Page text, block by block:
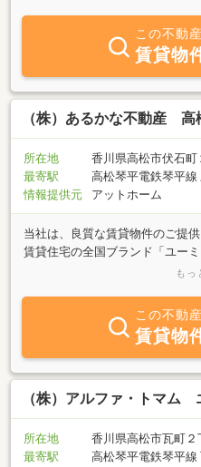
この不動
賃貸物
（株）あるかな不動産 高
所在地
香川県高松市伏石町
最寄駅
高松琴平電鉄琴平線
情報提供元
アットホーム
当社は、良質な賃貸物件のご提
賃貸住宅の全国ブランド「ユー
行っております。これからお部
５日）を行い、心豊かになる生
す。営業エリアとしては、高松
特にレインボー・サンフラワー
町・多肥町』には、当社管理物
アで物件をお探しの方は是非一
同、ご来店を心よりお待ちして
もっ
この不動
賃貸物
（株）アルファ・トマム
所在地
香川県高松市瓦町２
最寄駅
高松琴平電鉄琴平線